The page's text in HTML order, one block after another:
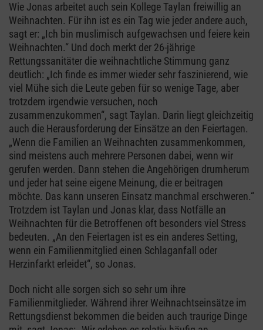
Wie Jonas arbeitet auch sein Kollege Taylan freiwillig an
Weihnachten. Für ihn ist es ein Tag wie jeder andere auch,
sagt er: „Ich bin muslimisch aufgewachsen und feiere kein
Weihnachten.“ Und doch merkt der 26-jährige
Rettungssanitäter die weihnachtliche Stimmung ganz
deutlich: „Ich finde es immer wieder sehr faszinierend, wie
viel Mühe sich die Leute geben für so wenige Tage, aber
trotzdem irgendwie versuchen, noch
zusammenzukommen“, sagt Taylan. Darin liegt gleichzeitig
auch die Herausforderung der Einsätze an den Feiertagen.
„Wenn die Familien an Weihnachten zusammenkommen,
sind meistens auch mehrere Personen dabei, wenn wir
gerufen werden. Dann stehen die Angehörigen drumherum
und jeder hat seine eigene Meinung, die er beitragen
möchte. Das kann unseren Einsatz manchmal erschweren.“
Trotzdem ist Taylan und Jonas klar, dass Notfälle an
Weihnachten für die Betroffenen oft besonders viel Stress
bedeuten. „An den Feiertagen ist es ein anderes Setting,
wenn ein Familienmitglied einen Schlaganfall oder
Herzinfarkt erleidet“, so Jonas.
Doch nicht alle sorgen sich so sehr um ihre
Familienmitglieder. Während ihrer Weihnachtseinsätze im
Rettungsdienst bekommen die beiden auch traurige Dinge